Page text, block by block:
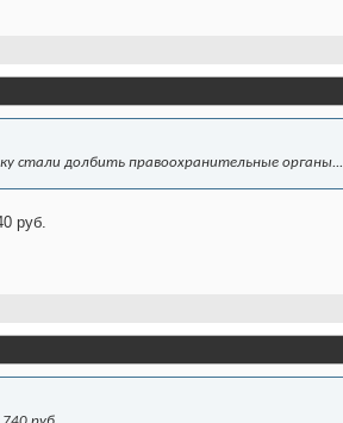
стали долбить правоохранительные органы...
руб.